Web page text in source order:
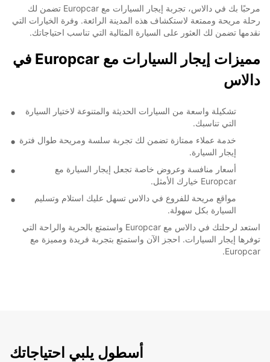
مرحبًا بك في دالاس، تجربة إيجار السيارات مع Europcar تضمن لك
رحلة مريحة وممتعة لاستكشاف هذه المدينة الرائعة. وفرة الخيارات التي
نقدمها تضمن لك العثور على السيارة المثالية التي تناسب احتياجاتك.
مميزات إيجار السيارات مع Europcar في
دالاس
تشكيلة واسعة من السيارات الحديثة والمتنوعة لاختيار السيارة
التي تناسبك.
خدمة عملاء ممتازة تضمن لك تجربة سلسة ومريحة طوال فترة
إيجار السيارة.
أسعار منافسة وعروض خاصة تجعل إيجار السيارة مع
Europcar خيارك الأمثل.
مواقع مريحة للفروع في دالاس تسهل عليك استلام وتسليم
السيارة بكل سهولة.
استعد لرحلتك في دالاس مع Europcar واستمتع بالحرية والراحة التي
توفرها إيجار السيارات. احجز الآن واستمتع بتجربة فريدة ومميزة مع
Europcar.
أسطول يلبي احتياجاتك